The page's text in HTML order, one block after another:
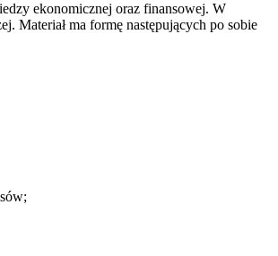
ekonomicznej oraz finansowej. W
Materiał ma formę następujących po sobie